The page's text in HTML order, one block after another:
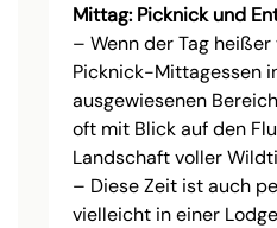
Mittag: Picknick und
– Wenn der Tag
Picknick-Mittagessen
ausgewiesenen
oft mit Blick auf den
Landschaft voller
– Diese Zeit ist auch
vielleicht in einer